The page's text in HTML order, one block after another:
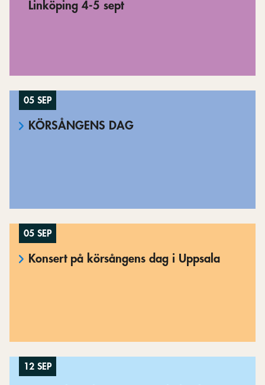
Linköping 4-5 sept
05 SEP
KÖRSÅNGENS DAG
05 SEP
Konsert på körsångens dag i Uppsala
12 SEP